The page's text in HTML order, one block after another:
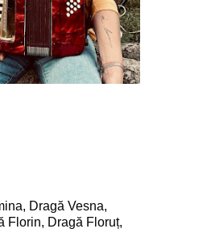
Dragă Vesna,
Florin, Dragă Floruț,